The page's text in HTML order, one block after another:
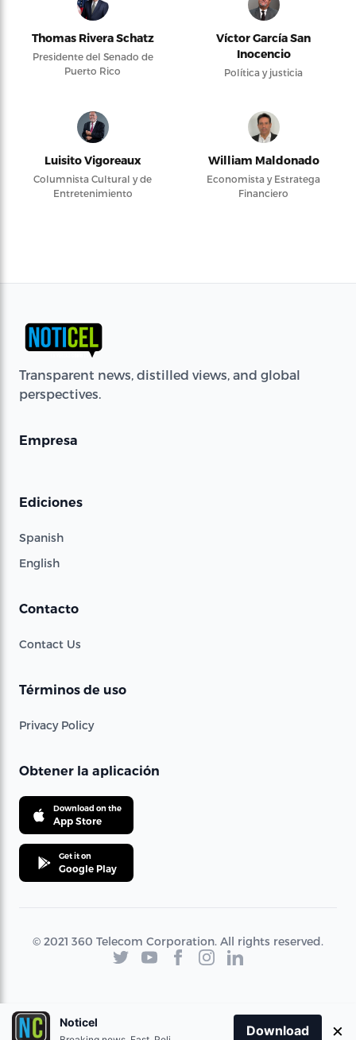
Thomas Rivera Schatz
Presidente del Senado de
Puerto Rico
Víctor García San
Inocencio
Política y justicia
Luisito Vigoreaux
Columnista Cultural y de
Entretenimiento
William Maldonado
Economista y Estratega
Financiero
Transparent news, distilled views, and global
perspectives.
Empresa
Ediciones
Spanish
English
Contacto
Contact Us
Términos de uso
Privacy Policy
Obtener la aplicación
Download on the
App Store
Get it on
Google Play
© 2021 360 Telecom Corporation. All rights reserved.
Noticel
Download ×